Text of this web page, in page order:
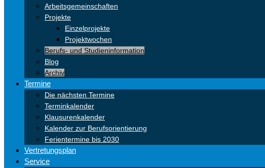
Arbeitsgemeinschaften
Projekte
Einzelprojekte
Projektwochen
Berufs- und Studieninformation
Blog
Archiv
Termine
Die nächsten Termine
Terminkalender
Klausurenkalender
Kalender zur Berufsorientierung
Ferientermine bis 2030
Vertretungsplan
Service